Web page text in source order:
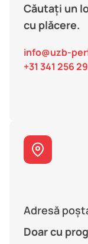
Căutați un
cu plăcere.
info@uzb-
+31 341 256
Adresă
Doar cu